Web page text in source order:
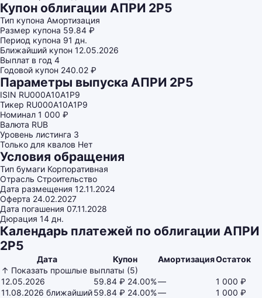
Купон облигации АПРИ 2Р5
Тип купона Амортизация
Размер купона 59.84 ₽
Период купона 91 дн.
Ближайший купон 12.05.2026
Выплат в год 4
Годовой купон 240.02 ₽
Параметры выпуска АПРИ 2Р5
ISIN RU000A10A1P9
Тикер RU000A10A1P9
Номинал 1 000 ₽
Валюта RUB
Уровень листинга 3
Только для квалов Нет
Условия обращения
Тип бумаги Корпоративная
Отрасль Строительство
Дата размещения 12.11.2024
Оферта 24.02.2027
Дата погашения 07.11.2028
Дюрация 14 дн.
Календарь платежей по облигации АПРИ
2Р5
Дата Купон АмортизацияОстаток
↑ Показать прошлые выплаты (5)
12.05.2026
59.84 ₽ 24.00%—
1 000 ₽
11.08.2026 ближайший59.84 ₽ 24.00%—
1 000 ₽